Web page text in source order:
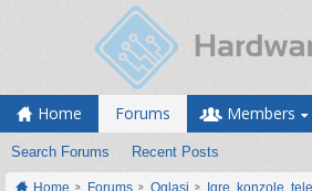
Home Forums
Search Forums Recent Posts
Members
Home Forums Oglasi Igre, konzole,